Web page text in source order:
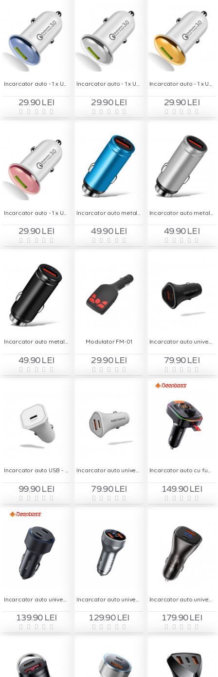
Incarcator auto - 1 x USB Quick Charge - albastru
29.90 LEI
Incarcator auto - 1 x USB Quick Charge - argintiu
29.90 LEI
Incarcator auto - 1 x USB Quick Charge - auriu
29.90 LEI
29.90 LEI 49.90 LEI 49.90 LEI
Incarcator auto metalic - 1 x USB Quick Charge - negru
49.90 LEI
Modulator FM-01
29.90 LEI
Incarcator auto universal Type C / USB Robest - Negru
79.90 LEI
Incarcator auto USB - C 20W - Alb
99.90 LEI
Incarcator auto universal Type C / USB Robest - Alb
79.90 LEI
Incarcator auto cu functie de modulator FM Yesido Y45
149.90 LEI
139.90 LEI 129.90 LEI 179.90 LEI